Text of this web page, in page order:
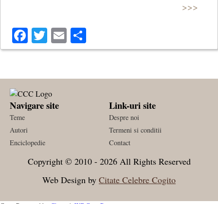
>>>
Facebook
Twitter
Email
Navigare site
Teme
Autori
Enciclopedie
Link-uri site
Despre noi
Termeni si conditii
Contact
Copyright © 2010 - 2026 All Rights Reserved
Web Design by Citate Celebre Cogito